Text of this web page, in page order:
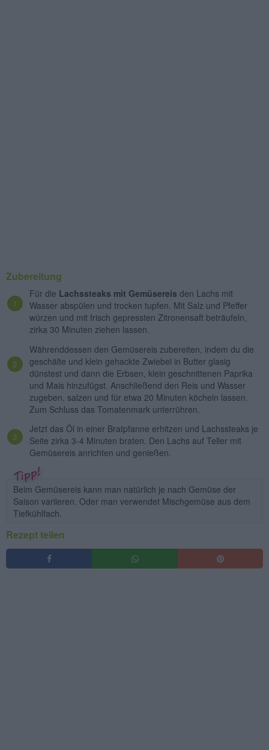
Zubereitung
Für die Lachssteaks mit Gemüsereis den Lachs mit
Wasser abspülen und trocken tupfen. Mit Salz und Pfeffer
würzen und mit frisch gepressten Zitronensaft beträufeln,
zirka 30 Minuten ziehen lassen.
Währenddessen den Gemüsereis zubereiten, indem du die
geschälte und klein gehackte Zwiebel in Butter glasig
dünstest und dann die Erbsen, klein geschnittenen Paprika
und Mais hinzufügst. Anschließend den Reis und Wasser
zugeben, salzen und für etwa 20 Minuten köcheln lassen.
Zum Schluss das Tomatenmark unterrühren.
Jetzt das Öl in einer Bratpfanne erhitzen und Lachssteaks je
Seite zirka 3-4 Minuten braten. Den Lachs auf Teller mit
Gemüsereis anrichten und genießen.
Beim Gemüsereis kann man natürlich je nach Gemüse der
Saison variieren. Oder man verwendet Mischgemüse aus dem
Tiefkühlfach.
Rezept teilen